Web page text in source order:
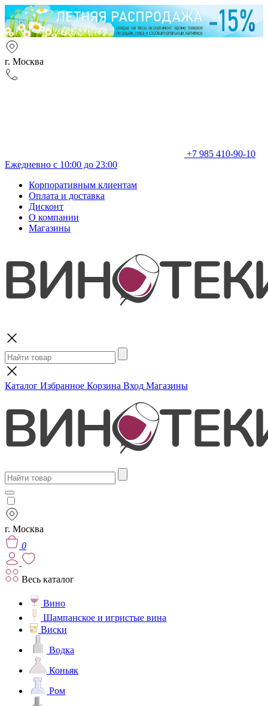
г. Москва
+7 985 410-90-10
Ежедневно с 10:00 до 23:00
Корпоративным клиентам
Оплата и доставка
Дисконт
О компании
Магазины
Каталог Избранное Корзина Вход Магазины
г. Москва
0
Весь каталог
Вино
Шампанское и игристые вина
Виски
Водка
Коньяк
Ром